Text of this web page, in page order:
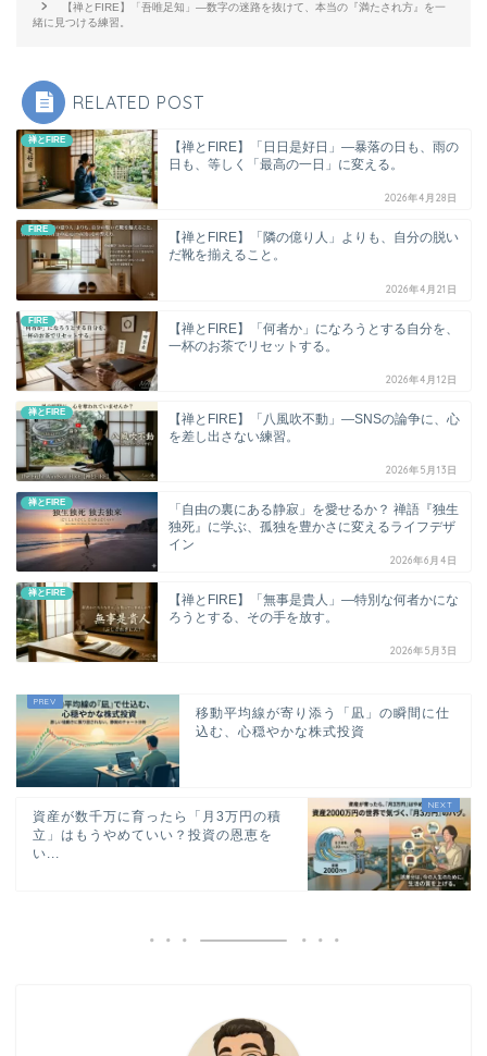
【禅とFIRE】「吾唯足知」―数字の迷路を抜けて、本当の『満たされ方』を一
緒に見つける練習。
RELATED POST
禅とFIRE
【禅とFIRE】「日日是好日」―暴落の日も、雨の
日も、等しく「最高の一日」に変える。
2026年4月28日
FIRE
【禅とFIRE】「隣の億り人」よりも、自分の脱い
だ靴を揃えること。
2026年4月21日
FIRE
【禅とFIRE】「何者か」になろうとする自分を、
一杯のお茶でリセットする。
2026年4月12日
禅とFIRE
【禅とFIRE】「八風吹不動」―SNSの論争に、心
を差し出さない練習。
2026年5月13日
禅とFIRE
「自由の裏にある静寂」を愛せるか？ 禅語『独生
独死』に学ぶ、孤独を豊かさに変えるライフデザ
イン
2026年6月4日
禅とFIRE
【禅とFIRE】「無事是貴人」―特別な何者かにな
ろうとする、その手を放す。
2026年5月3日
移動平均線が寄り添う「凪」の瞬間に仕
込む、心穏やかな株式投資
資産が数千万に育ったら「月3万円の積
立」はもうやめていい？投資の恩恵を
い...